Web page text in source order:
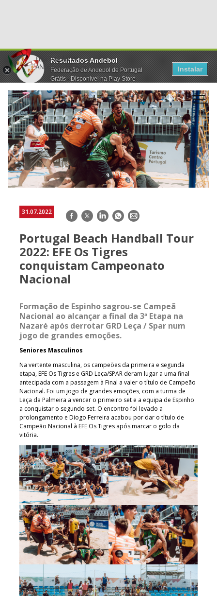
Resultados Andebol
Federação de Andebol de Portugal
Grátis - Disponivel na Play Store
Instalar
31.07.2022 Facebook
TwitterLinkedInWhatsApp
E-
Portugal Beach Handball Tour
2022: EFE Os Tigres
conquistam Campeonato
Nacional
Formação de Espinho sagrou-se Campeã
Nacional ao alcançar a final da 3ª Etapa na
Nazaré após derrotar GRD Leça / Spar num
jogo de grandes emoções.
Seniores Masculinos
Na vertente masculina, os campeões da primeira e segunda
etapa, EFE Os Tigres e GRD Leça/SPAR deram lugar a uma final
antecipada com a passagem à Final a valer o título de Campeão
Nacional. Foi um jogo de grandes emoções, com a turma de
Leça da Palmeira a vencer o primeiro set e a equipa de Espinho
a conquistar o segundo set. O encontro foi levado a
prolongamento e Diogo Ferreira acabou por dar o título de
Campeão Nacional à EFE Os Tigres após marcar o golo da
vitória.